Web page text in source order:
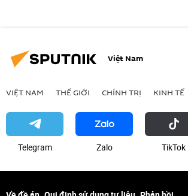
Việt Nam
VIỆT NAM THẾ GIỚI CHÍNH TRỊ KINH TẾ
Telegram Zalo ТikТоk